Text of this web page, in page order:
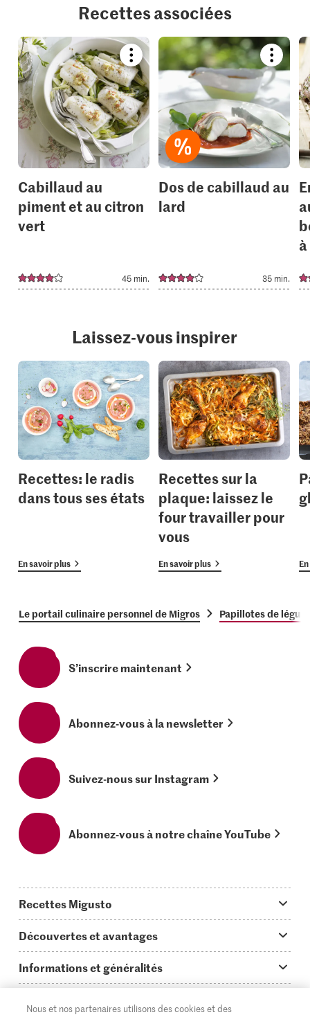
Recettes associées
Bookmark
recipe
or
add
it
to
your
collections.
Cabillaud au
piment et au citron
vert
45 min.
recipe
or
add
it
to
your
Dos de cabillaud au
lard
35 min.
Laissez-vous inspirer
Recettes: le radis
dans tous ses états
En savoir plus
Recettes sur la
plaque: laissez le
four travailler pour
vous
En savoir plus
Le portail culinaire personnel de Migros Papillotes de
S’inscrire maintenant
Abonnez-vous à la newsletter
Suivez-nous sur Instagram
Abonnez-vous à notre chaîne YouTube
Recettes Migusto
Idées de menus
Plats principaux
Découvertes et avantages
On en parle...
Informations et généralités
Questions concernant Migusto
Nous et nos partenaires utilisons des cookies et des